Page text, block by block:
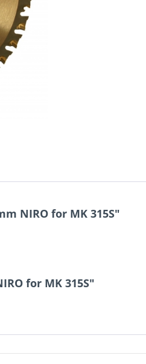
NIRO for MK 315S"
for MK 315S"